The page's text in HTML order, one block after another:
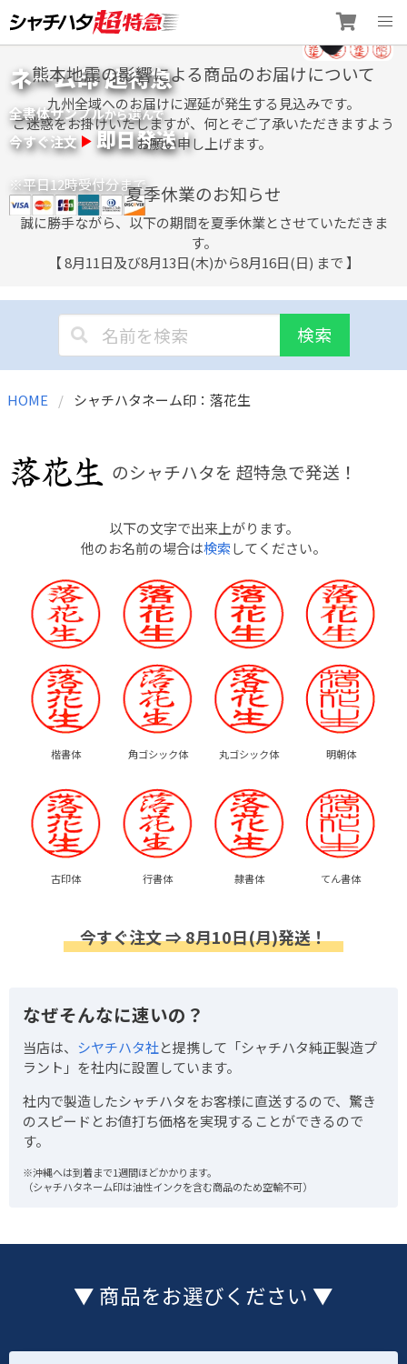
to
content
ネーム印 超特急
全書体サンプルから選んで
今すぐ注文 即日発送！
※平日12時受付分まで
熊本地震の影響による商品のお届けについて
九州全域へのお届けに遅延が発生する見込みです。
ご迷惑をお掛けいたしますが、何とぞご了承いただきますよう
お願い申し上げます。
夏季休業のお知らせ
誠に勝手ながら、以下の期間を夏季休業とさせていただきま
す。
【 8月11日及び8月13日(木)から8月16日(日) まで 】
検索
HOME シャチハタネーム印：落花生
のシャチハタを 超特急で発送！
以下の文字で出来上がります。
他のお名前の場合は検索してください。
楷書体 角ゴシック体 丸ゴシック体 明朝体
古印体 行書体 隷書体 てん書体
今すぐ注文 ⇒ 8月10日(月)発送！
なぜそんなに速いの？
当店は、 シヤチハタ社と提携して「シャチハタ純正製造プ
ラント」を社内に設置しています。
社内で製造したシャチハタをお客様に直送するので、驚き
のスピードとお値打ち価格を実現することができるので
す。
※沖縄へは到着まで1週間ほどかかります。
（シャチハタネーム印は油性インクを含む商品のため空輸不可）
▼ 商品をお選びください ▼